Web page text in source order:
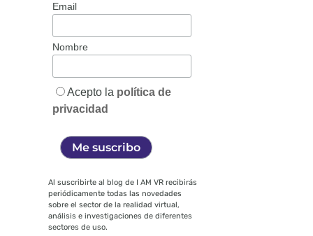
Email
Nombre
Acepto la política de
privacidad
Al suscribirte al blog de I AM VR recibirás
periódicamente todas las novedades
sobre el sector de la realidad virtual,
análisis e investigaciones de diferentes
sectores de uso.